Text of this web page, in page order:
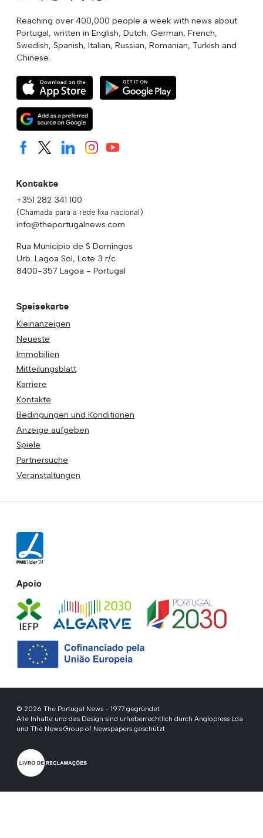
Reaching over 400,000 people a week with news about
Portugal, written in English, Dutch, German, French,
Swedish, Spanish, Italian, Russian, Romanian, Turkish and
Chinese.
Kontakte
+351 282 341 100
(Chamada para a rede fixa nacional)
info@theportugalnews.com
Rua Municipio de S Domingos
Urb. Lagoa Sol, Lote 3 r/c
8400-357 Lagoa - Portugal
Speisekarte
Kleinanzeigen
Neueste
Immobilien
Mitteilungsblatt
Karriere
Kontakte
Bedingungen und Konditionen
Anzeige aufgeben
Spiele
Partnersuche
Veranstaltungen
Apoio
© 2026 The Portugal News - 1977 gegründet
Alle Inhalte und das Design sind urheberrechtlich durch Anglopress Lda
und The News Group of Newspapers geschützt